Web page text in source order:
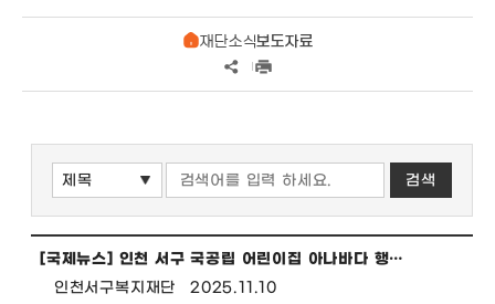
재단소식보도자료
[국제뉴스] 인천 서구 국공립 어린이집 아나바다 행사 수익금 전액 인천서구복지재단에 기부
인천서구복지재단
2025.11.10